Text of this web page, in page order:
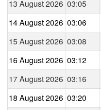
13 August 2026 03:05
14 August 2026 03:06
15 August 2026 03:08
16 August 2026 03:12
17 August 2026 03:16
18 August 2026 03:20